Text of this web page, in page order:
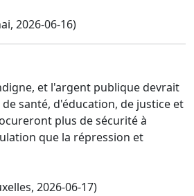
2026-06-16)
et l'argent publique devrait
santé, d'éducation, de justice et
plus de sécurité à
que la répression et
2026-06-17)